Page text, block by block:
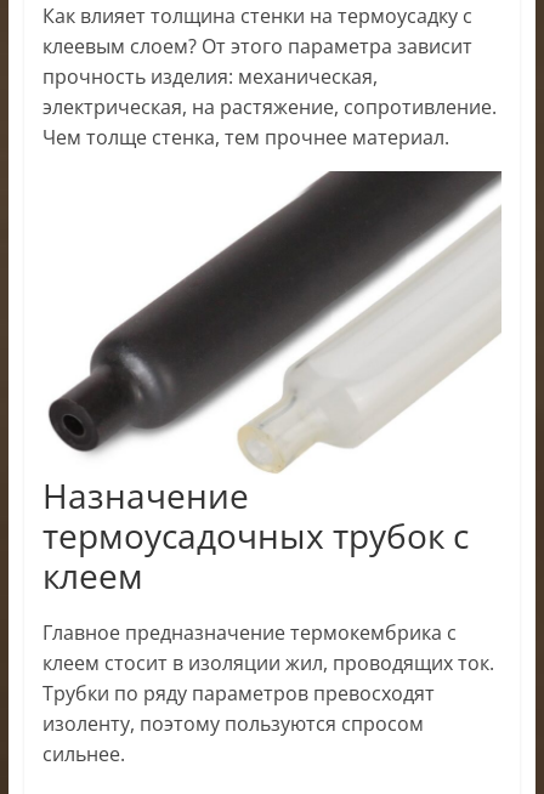
Как влияет толщина стенки на термоусадку с
клеевым слоем? От этого параметра зависит
прочность изделия: механическая,
электрическая, на растяжение, сопротивление.
Чем толще стенка, тем прочнее материал.
Назначение
термоусадочных трубок с
клеем
Главное предназначение термокембрика с
клеем стосит в изоляции жил, проводящих ток.
Трубки по ряду параметров превосходят
изоленту, поэтому пользуются спросом
сильнее.